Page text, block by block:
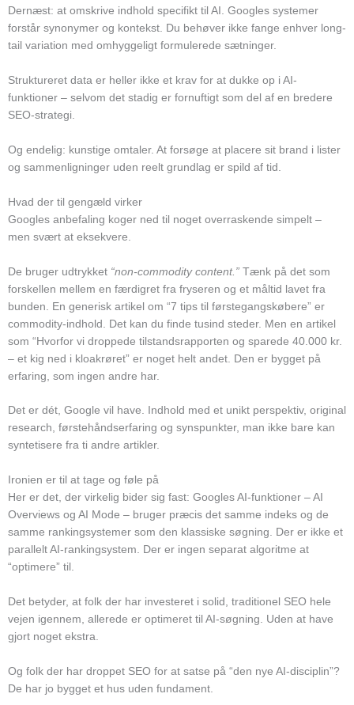
Dernæst: at omskrive indhold specifikt til AI. Googles systemer
forstår synonymer og kontekst. Du behøver ikke fange enhver long-
tail variation med omhyggeligt formulerede sætninger.
Struktureret data er heller ikke et krav for at dukke op i AI-
funktioner – selvom det stadig er fornuftigt som del af en bredere
SEO-strategi.
Og endelig: kunstige omtaler. At forsøge at placere sit brand i lister
og sammenligninger uden reelt grundlag er spild af tid.
Hvad der til gengæld virker
Googles anbefaling koger ned til noget overraskende simpelt –
men svært at eksekvere.
De bruger udtrykket “non-commodity content.” Tænk på det som
forskellen mellem en færdigret fra fryseren og et måltid lavet fra
bunden. En generisk artikel om “7 tips til førstegangskøbere” er
commodity-indhold. Det kan du finde tusind steder. Men en artikel
som “Hvorfor vi droppede tilstandsrapporten og sparede 40.000 kr.
– et kig ned i kloakrøret” er noget helt andet. Den er bygget på
erfaring, som ingen andre har.
Det er dét, Google vil have. Indhold med et unikt perspektiv, original
research, førstehåndserfaring og synspunkter, man ikke bare kan
syntetisere fra ti andre artikler.
Ironien er til at tage og føle på
Her er det, der virkelig bider sig fast: Googles AI-funktioner – AI
Overviews og AI Mode – bruger præcis det samme indeks og de
samme rankingsystemer som den klassiske søgning. Der er ikke et
parallelt AI-rankingsystem. Der er ingen separat algoritme at
“optimere” til.
Det betyder, at folk der har investeret i solid, traditionel SEO hele
vejen igennem, allerede er optimeret til AI-søgning. Uden at have
gjort noget ekstra.
Og folk der har droppet SEO for at satse på “den nye AI-disciplin”?
De har jo bygget et hus uden fundament.